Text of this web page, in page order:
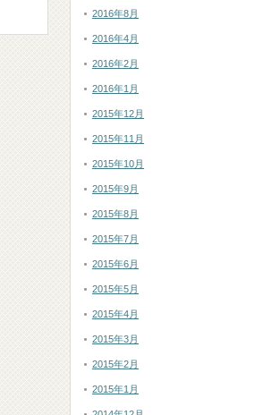
2016年8月
2016年4月
2016年2月
2016年1月
2015年12月
2015年11月
2015年10月
2015年9月
2015年8月
2015年7月
2015年6月
2015年5月
2015年4月
2015年3月
2015年2月
2015年1月